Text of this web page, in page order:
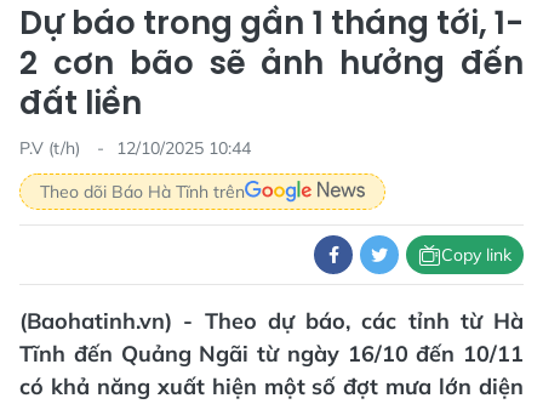
Dự báo trong gần 1 tháng tới, 1-
2 cơn bão sẽ ảnh hưởng đến
đất liền
P.V (t/h)
12/10/2025 10:44
Theo dõi Báo Hà Tĩnh trên
Copy link
(Baohatinh.vn) - Theo dự báo, các tỉnh từ Hà
Tĩnh đến Quảng Ngãi từ ngày 16/10 đến 10/11
có khả năng xuất hiện một số đợt mưa lớn diện